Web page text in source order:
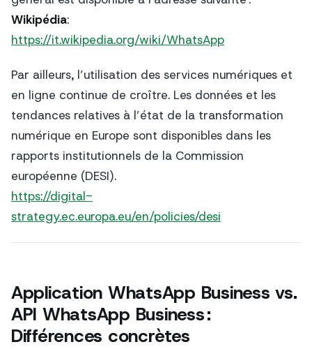
Wikipédia:
https://it.wikipedia.org/wiki/WhatsApp
Par ailleurs, l’utilisation des services numériques et
en ligne continue de croître. Les données et les
tendances relatives à l’état de la transformation
numérique en Europe sont disponibles dans les
rapports institutionnels de la Commission
européenne (DESI).
https://digital-
strategy.ec.europa.eu/en/policies/desi
Application WhatsApp Business vs.
API WhatsApp Business :
Différences concrètes